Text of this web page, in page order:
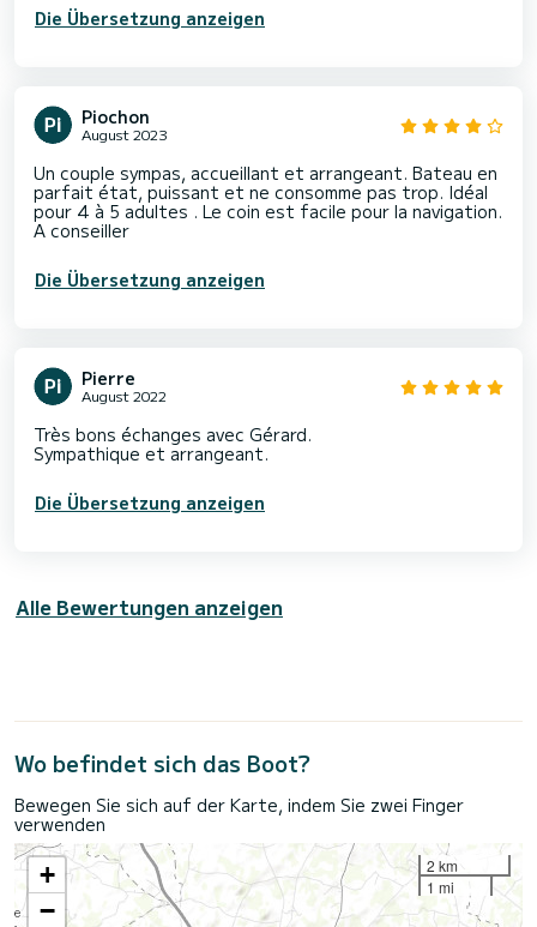
Die Übersetzung anzeigen
Piochon
August 2023
Un couple sympas, accueillant et arrangeant. Bateau en
parfait état, puissant et ne consomme pas trop. Idéal
pour 4 à 5 adultes . Le coin est facile pour la navigation.
A conseiller
Die Übersetzung anzeigen
Pierre
August 2022
Très bons échanges avec Gérard.
Die Übersetzung anzeigen
Alle Bewertungen anzeigen
Wo befindet sich das Boot?
Bewegen Sie sich auf der Karte, indem Sie zwei Finger
verwenden
+
−
2 km
1 mi